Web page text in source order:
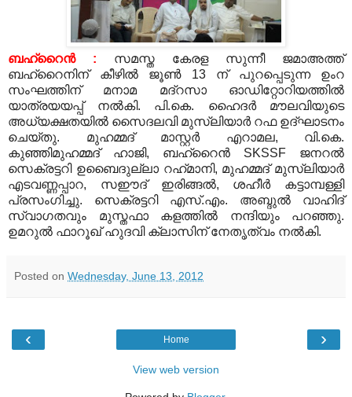
ബഹ്റൈന്‍ : സമസ്ത കേരള സുന്നീ ജമാഅത്ത്
ബഹ്റൈനിന് കീഴില്‍ ജൂണ്‍ 13 ന് പുറപ്പെടുന്ന ഉംറ
സംഘത്തിന് മനാമ മദ്റസാ ഓഡിറ്റോറിയത്തില്‍
യാത്രയയപ്പ് നല്‍കി. പി.കെ. ഹൈദര്‍ മൗലവിയുടെ
അധ്യക്ഷതയില്‍ സൈദലവി മുസ്‍ലിയാര്‍ റഫ ഉദ്ഘാടനം
ചെയ്തു. മുഹമ്മദ് മാസ്റ്റര്‍ എറാമല, വി.കെ.
കുഞ്ഞിമുഹമ്മദ് ഹാജി, ബഹ്റൈന്‍ SKSSF ജനറല്‍
സെക്രട്ടറി ഉബൈദുല്ലാ റഹ്‍മാനി, മുഹമ്മദ് മുസ്‍ലിയാര്‍
എടവണ്ണപ്പാറ, സഈദ് ഇരിങ്ങല്‍, ശഹീര്‍ കട്ടാമ്പള്ളി
പ്രസംഗിച്ചു. സെക്രട്ടറി എസ്.എം. അബ്ദുല്‍ വാഹിദ്
സ്വാഗതവും മുസ്തഫാ കളത്തില്‍ നന്ദിയും പറഞ്ഞു.
ഉമറുല്‍ ഫാറൂഖ് ഹുദവി ക്ലാസിന് നേതൃത്വം നല്‍കി.
Posted on Wednesday, June 13, 2012
‹ ›
Home
View web version